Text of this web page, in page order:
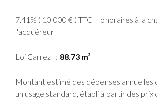
7.41% ( 10 000 € ) TTC Honoraires à la
l'acquéreur
Loi Carrez 88.73 m²
Montant estimé des dépenses annuelles
un usage standard, établi à partir des prix